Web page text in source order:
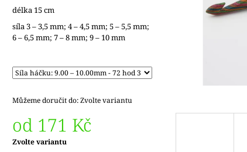
z
5
hvězdiček.
délka 15 cm
síla 3 – 3,5 mm; 4 – 4,5 mm; 5 – 5,5 mm;
6 – 6,5 mm; 7 – 8 mm; 9 – 10 mm
Můžeme doručit do:Zvolte variantu
od 171 Kč
Měrná
Zvolte variantu